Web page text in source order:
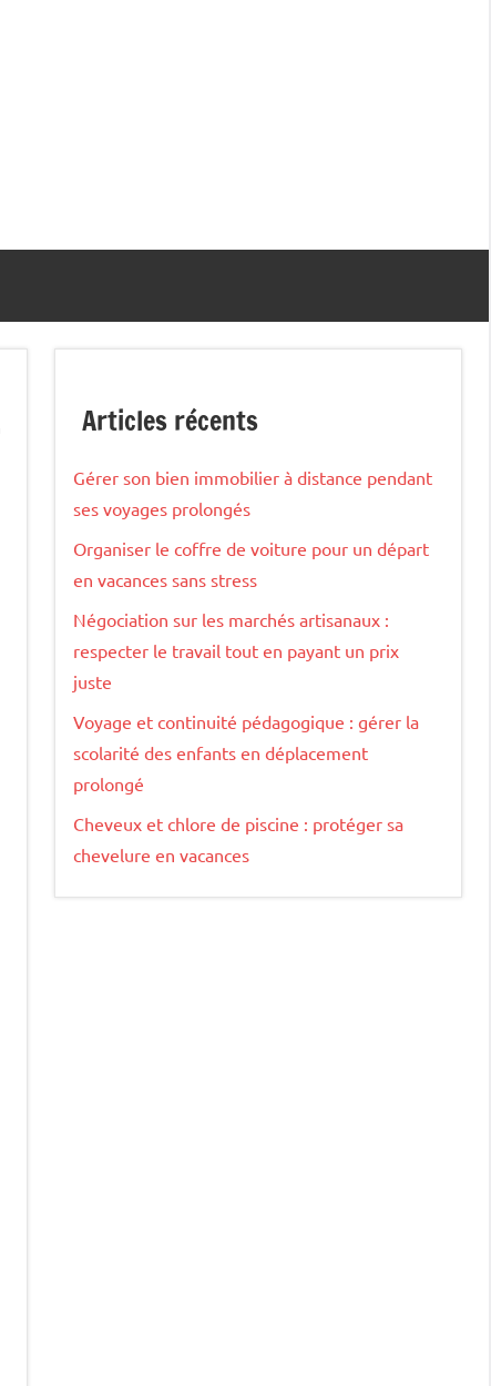
Articles récents
Gérer son bien immobilier à distance pendant
ses voyages prolongés
Organiser le coffre de voiture pour un départ
en vacances sans stress
Négociation sur les marchés artisanaux :
respecter le travail tout en payant un prix
juste
Voyage et continuité pédagogique : gérer la
scolarité des enfants en déplacement
prolongé
Cheveux et chlore de piscine : protéger sa
chevelure en vacances